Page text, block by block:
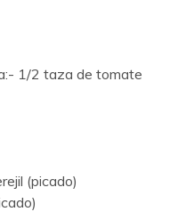
1/2 taza de tomate
(picado)